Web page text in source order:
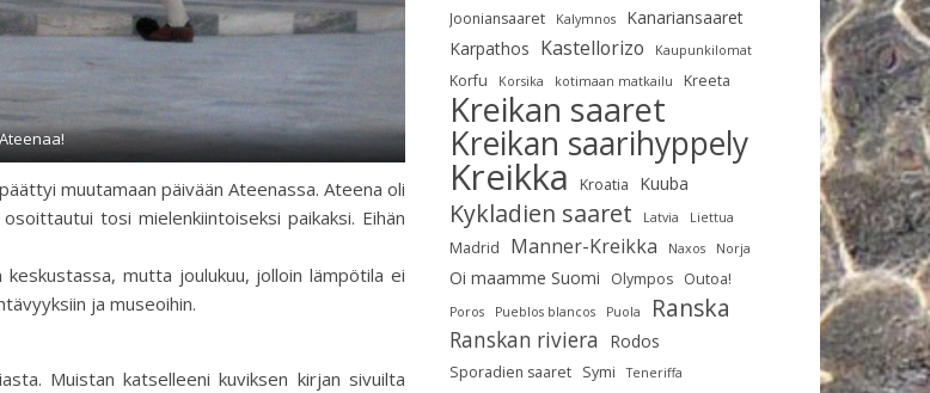
muutamaan päivään Ateenassa. Ateena oli
tosi mielenkiintoiseksi paikaksi. Eihän
keskustassa, mutta joulukuu, jolloin lämpötila ei
ja museoihin.
Muistan katselleeni kuviksen kirjan sivuilta
Jooniansaaret Kalymnos
Kanariansaaret
Karpathos Kastellorizo Kaupunkilomat
Korfu Korsika kotimaan matkailu Kreeta
Kreikan saaret
Kreikan saarihyppely
Kreikka Kroatia Kuuba
Kykladien saaret Latvia Liettua
Madrid Manner-Kreikka Naxos Norja
Oi maamme Suomi Olympos Outoa!
Poros Pueblos blancos Puola Ranska
Ranskan riviera Rodos
Sporadien saaret Symi
Teneriffa